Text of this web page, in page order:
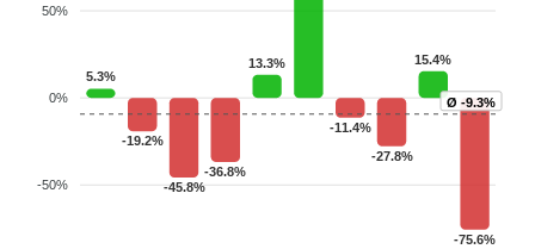
50%
0%
-50%
5.3%
-19.2%
-45.8%
-36.8%
13.3%
-11.4%
-27.8%
15.4%
-75.6%
Ø -9.3%